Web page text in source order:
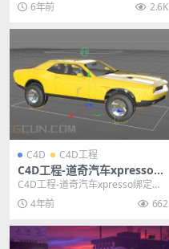
品...6年前 2.6K
C4D C4D工程
C4D工程-道奇汽车xpresso绑
定模型工程预设 Xpresso car
rig
C4D工程-道奇汽车xpresso绑定模
型工程预设 Xpresso car ri...
4年前 662